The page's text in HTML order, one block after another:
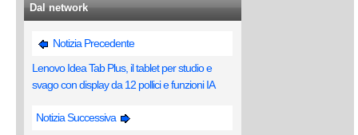
Dal network
Notizia Precedente
Lenovo Idea Tab Plus, il tablet per studio e
svago con display da 12 pollici e funzioni IA
Notizia Successiva